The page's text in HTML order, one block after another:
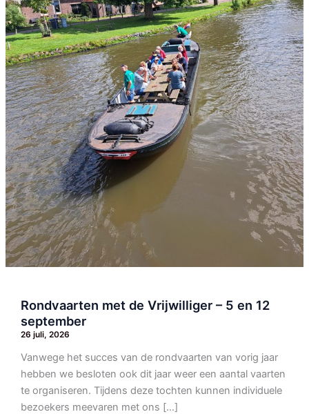
Rondvaarten met de Vrijwilliger – 5 en 12
september
26 juli, 2026
Vanwege het succes van de rondvaarten van vorig jaar
hebben we besloten ook dit jaar weer een aantal vaarten
te organiseren. Tijdens deze tochten kunnen individuele
bezoekers meevaren met ons […]